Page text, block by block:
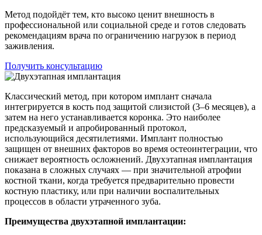
Метод подойдёт тем, кто высоко ценит внешность в
профессиональной или социальной среде и готов следовать
рекомендациям врача по ограничению нагрузок в период
заживления.
Получить консультацию
Классический метод, при котором имплант сначала
интегрируется в кость под защитой слизистой (3–6 месяцев), а
затем на него устанавливается коронка. Это наиболее
предсказуемый и апробированный протокол,
использующийся десятилетиями. Имплант полностью
защищен от внешних факторов во время остеоинтеграции, что
снижает вероятность осложнений. Двухэтапная имплантация
показана в сложных случаях — при значительной атрофии
костной ткани, когда требуется предварительно провести
костную пластику, или при наличии воспалительных
процессов в области утраченного зуба.
Преимущества двухэтапной имплантации: